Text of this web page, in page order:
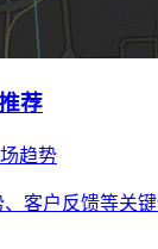
荐
趋势
客户反馈等关